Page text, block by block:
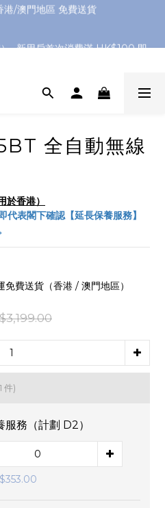
/澳門地區 免費送貨
- 新用戶首次消費滿 HK$100 即
全自動無線
香港）
表閣下確認【延長保養服務】
費送貨（香港 / 澳門地區）
件)
務（計劃 D2）